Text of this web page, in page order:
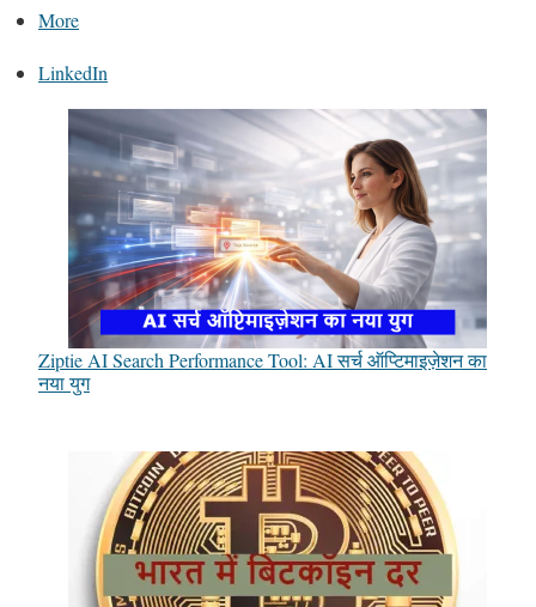
More
LinkedIn
Ziptie AI Search Performance Tool: AI सर्च ऑप्टिमाइज़ेशन का
नया युग